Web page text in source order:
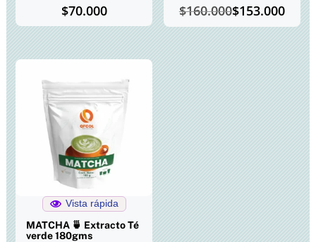
$70.000 $160.000El
precio
original
era:
$160.000.
$153.000
El
precio
actual
es:
$153.000.
Vista rápida
MATCHA 🍵 Extracto Té
verde 180gms